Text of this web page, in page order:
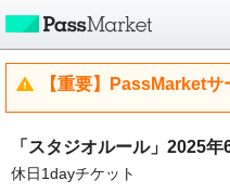
【重要】PassMarket
「スタジオルール」2025
休日1dayチケット